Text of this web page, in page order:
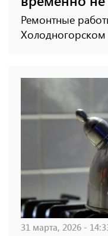
Ремонтные
Холодногорском
31 марта, 2026 -